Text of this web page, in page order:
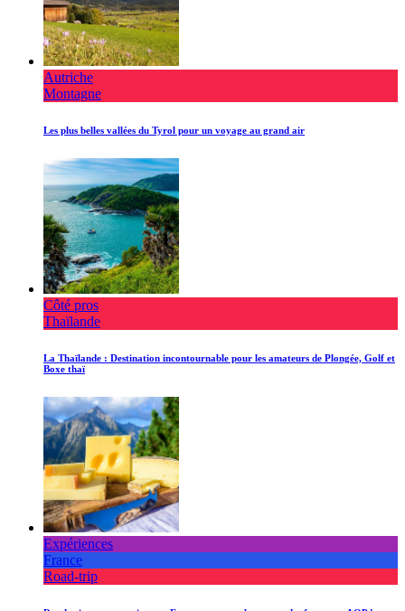
Autriche
Montagne
Les plus belles vallées du Tyrol pour un voyage au grand air
Côté pros
Thaïlande
La Thaïlande : Destination incontournable pour les amateurs de Plongée, Golf et
Boxe thaï
Expériences
France
Road-trip